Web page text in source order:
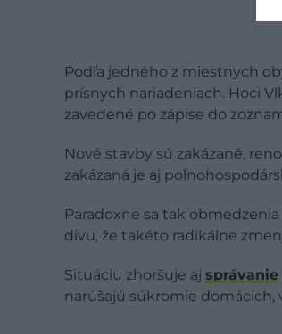
Podľa jedného z miestnych
prísnych nariadeniach. Hoci
zavedené po zápise do
Nové stavby sú zakázané,
zakázaná je aj
Paradoxne sa tak
divu, že takéto radikálne
Situáciu zhoršuje aj správanie
narúšajú súkromie domácich,